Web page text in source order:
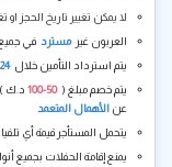
لا يمكن تغيير تاريخ الحجز او
العربون غير مسترد في
يتم استرداد التأمين خلال 24
يتم خصم مبلغ ( 50-100
د.ك )
عن الأهمال المتعمد
يتحمل المستأجر قيمة أي
يمنع إقامة الحفلات بجميع